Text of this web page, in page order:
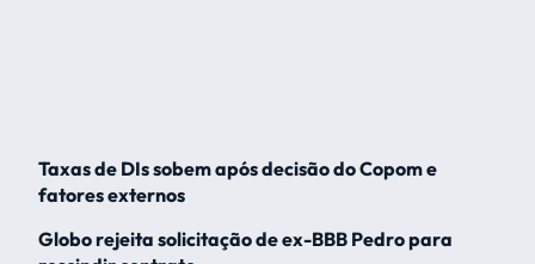
Taxas de DIs sobem após decisão do Copom e
fatores externos
Globo rejeita solicitação de ex-BBB Pedro para